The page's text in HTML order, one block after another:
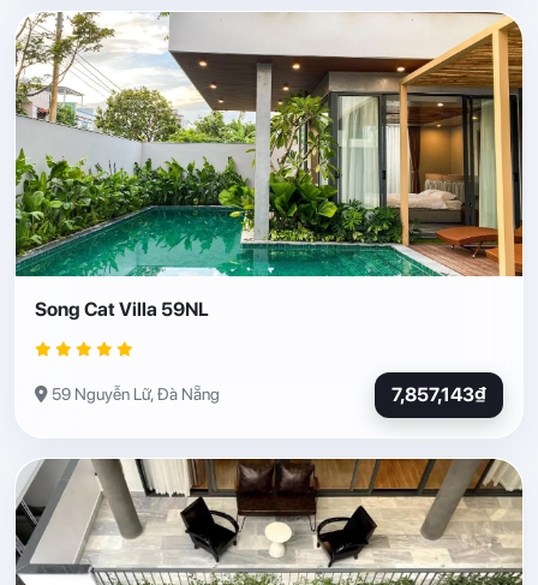
Song Cat Villa 59NL
59 Nguyễn Lữ, Đà Nẵng 7,857,143₫